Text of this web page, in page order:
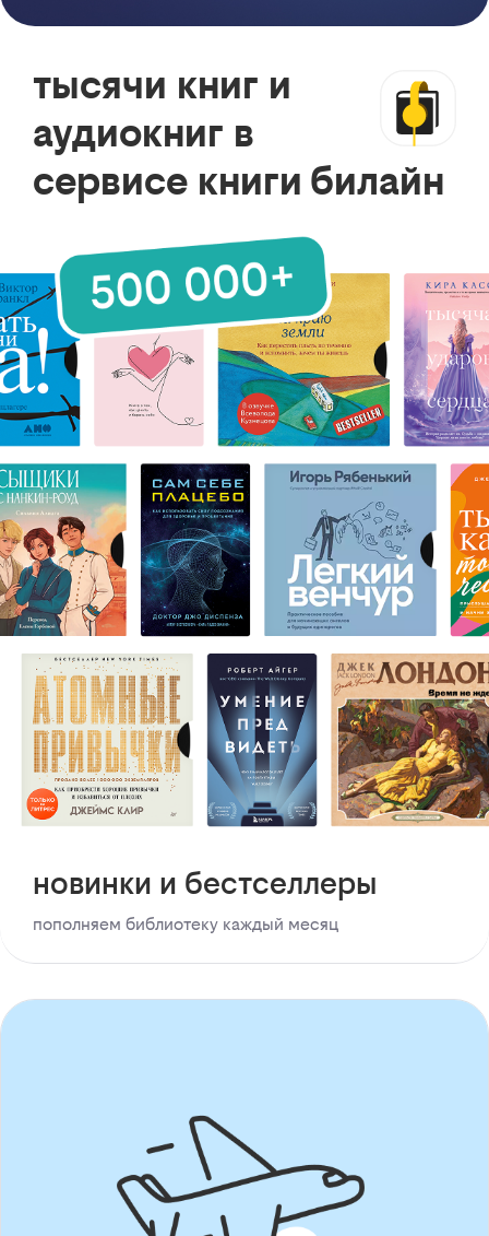
тысячи книг и
аудиокниг в
сервисе книги билайн
новинки и бестселлеры
пополняем библиотеку каждый месяц